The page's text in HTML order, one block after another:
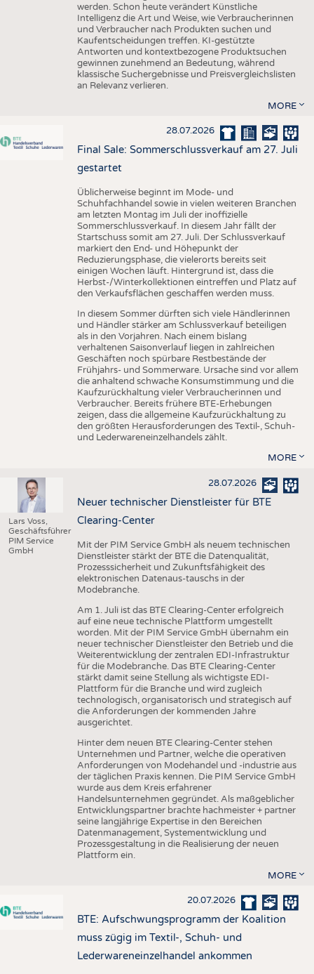
werden. Schon heute verändert Künstliche
Intelligenz die Art und Weise, wie Verbraucherinnen
und Verbraucher nach Produkten suchen und
Kaufentscheidungen treffen. KI-gestützte
Antworten und kontextbezogene Produktsuchen
gewinnen zunehmend an Bedeutung, während
klassische Suchergebnisse und Preisvergleichslisten
an Relevanz verlieren.
MORE
28.07.2026
Final Sale: Sommerschlussverkauf am 27. Juli
gestartet
Üblicherweise beginnt im Mode- und
Schuhfachhandel sowie in vielen weiteren Branchen
am letzten Montag im Juli der inoffizielle
Sommerschlussverkauf. In diesem Jahr fällt der
Startschuss somit am 27. Juli. Der Schlussverkauf
markiert den End- und Höhepunkt der
Reduzierungsphase, die vielerorts bereits seit
einigen Wochen läuft. Hintergrund ist, dass die
Herbst-/Winterkollektionen eintreffen und Platz auf
den Verkaufsflächen geschaffen werden muss.
In diesem Sommer dürften sich viele Händlerinnen
und Händler stärker am Schlussverkauf beteiligen
als in den Vorjahren. Nach einem bislang
verhaltenen Saisonverlauf liegen in zahlreichen
Geschäften noch spürbare Restbestände der
Frühjahrs- und Sommerware. Ursache sind vor allem
die anhaltend schwache Konsumstimmung und die
Kaufzurückhaltung vieler Verbraucherinnen und
Verbraucher. Bereits frühere BTE-Erhebungen
zeigen, dass die allgemeine Kaufzurückhaltung zu
den größten Herausforderungen des Textil-, Schuh-
und Lederwareneinzelhandels zählt.
MORE
Lars Voss,
Geschäftsführer
PIM Service
GmbH
28.07.2026
Neuer technischer Dienstleister für BTE
Clearing-Center
Mit der PIM Service GmbH als neuem technischen
Dienstleister stärkt der BTE die Datenqualität,
Prozesssicherheit und Zukunftsfähigkeit des
elektronischen Datenaus-tauschs in der
Modebranche.
Am 1. Juli ist das BTE Clearing-Center erfolgreich
auf eine neue technische Plattform umgestellt
worden. Mit der PIM Service GmbH übernahm ein
neuer technischer Dienstleister den Betrieb und die
Weiterentwicklung der zentralen EDI-Infrastruktur
für die Modebranche. Das BTE Clearing-Center
stärkt damit seine Stellung als wichtigste EDI-
Plattform für die Branche und wird zugleich
technologisch, organisatorisch und strategisch auf
die Anforderungen der kommenden Jahre
ausgerichtet.
Hinter dem neuen BTE Clearing-Center stehen
Unternehmen und Partner, welche die operativen
Anforderungen von Modehandel und -industrie aus
der täglichen Praxis kennen. Die PIM Service GmbH
wurde aus dem Kreis erfahrener
Handelsunternehmen gegründet. Als maßgeblicher
Entwicklungspartner brachte hachmeister + partner
seine langjährige Expertise in den Bereichen
Datenmanagement, Systementwicklung und
Prozessgestaltung in die Realisierung der neuen
Plattform ein.
MORE
20.07.2026
BTE: Aufschwungsprogramm der Koalition
muss zügig im Textil-, Schuh- und
Lederwareneinzelhandel ankommen